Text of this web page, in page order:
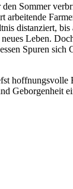
Sommer
distanziert,
Leben.
Spuren
hoffnungsvolle
Geborgenheit